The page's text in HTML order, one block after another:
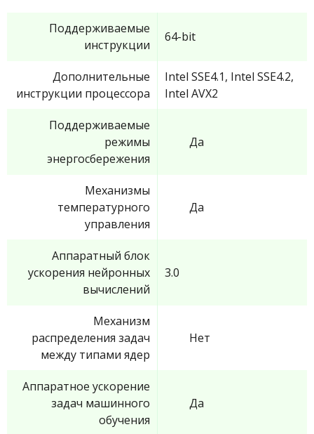
Поддерживаемые
инструкции
64-bit
Дополнительные
инструкции процессора
Intel SSE4.1, Intel SSE4.2,
Intel AVX2
Поддерживаемые
режимы
энергосбережения
Да
Механизмы
температурного
управления
Да
Аппаратный блок
ускорения нейронных
вычислений
3.0
Механизм
распределения задач
между типами ядер
Нет
Аппаратное ускорение
задач машинного
обучения
Да